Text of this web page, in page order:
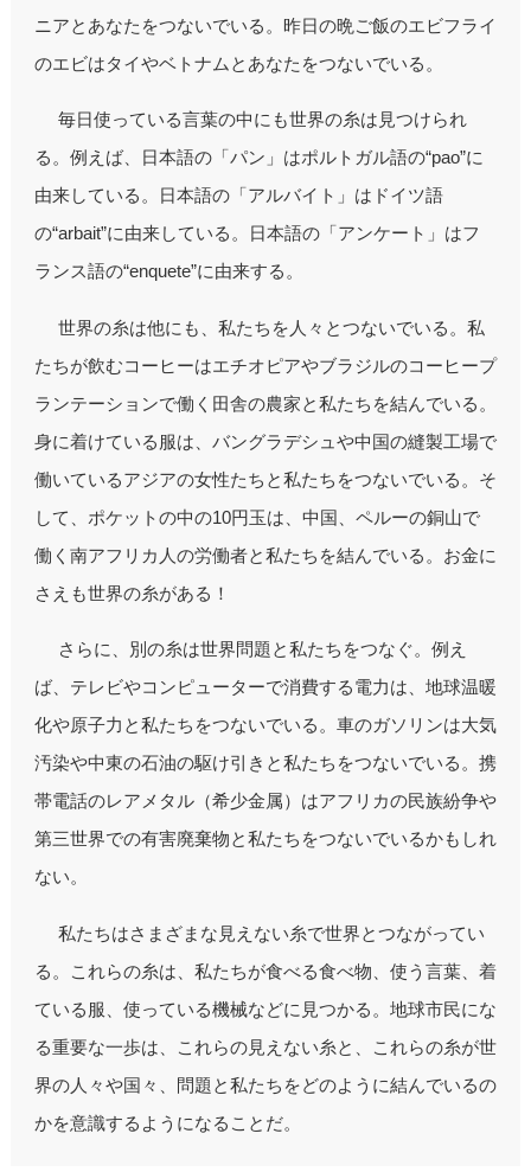
ニアとあなたをつないでいる。昨日の晩ご飯のエビフライ
のエビはタイやベトナムとあなたをつないでいる。
毎日使っている言葉の中にも世界の糸は見つけられ
る。例えば、日本語の「パン」はポルトガル語の“pao”に
由来している。日本語の「アルバイト」はドイツ語
の“arbait”に由来している。日本語の「アンケート」はフ
ランス語の“enquete”に由来する。
世界の糸は他にも、私たちを人々とつないでいる。私
たちが飲むコーヒーはエチオピアやブラジルのコーヒープ
ランテーションで働く田舎の農家と私たちを結んでいる。
身に着けている服は、バングラデシュや中国の縫製工場で
働いているアジアの女性たちと私たちをつないでいる。そ
して、ポケットの中の10円玉は、中国、ペルーの銅山で
働く南アフリカ人の労働者と私たちを結んでいる。お金に
さえも世界の糸がある！
さらに、別の糸は世界問題と私たちをつなぐ。例え
ば、テレビやコンピューターで消費する電力は、地球温暖
化や原子力と私たちをつないでいる。車のガソリンは大気
汚染や中東の石油の駆け引きと私たちをつないでいる。携
帯電話のレアメタル（希少金属）はアフリカの民族紛争や
第三世界での有害廃棄物と私たちをつないでいるかもしれ
ない。
私たちはさまざまな見えない糸で世界とつながってい
る。これらの糸は、私たちが食べる食べ物、使う言葉、着
ている服、使っている機械などに見つかる。地球市民にな
る重要な一歩は、これらの見えない糸と、これらの糸が世
界の人々や国々、問題と私たちをどのように結んでいるの
かを意識するようになることだ。